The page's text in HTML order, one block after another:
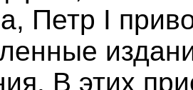
Петр I
В этих